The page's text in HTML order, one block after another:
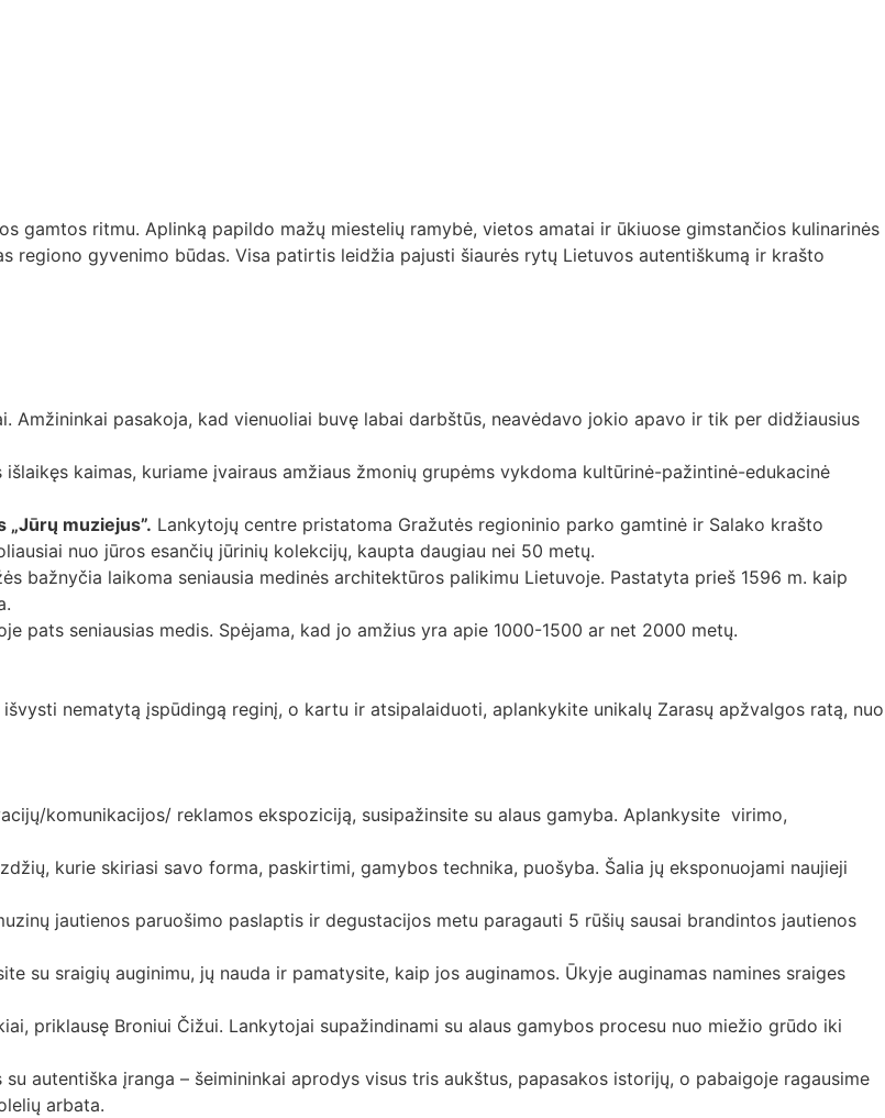
gamtos ritmu. Aplinką papildo mažų miestelių ramybė, vietos amatai ir ūkiuose gimstančios kulinarinės
regiono gyvenimo būdas. Visa patirtis leidžia pajusti šiaurės rytų Lietuvos autentiškumą ir krašto
Amžininkai pasakoja, kad vienuoliai buvę labai darbštūs, neavėdavo jokio apavo ir tik per didžiausius
kaimas, kuriame įvairaus amžiaus žmonių grupėms vykdoma kultūrinė-pažintinė-edukacinė
muziejus”. Lankytojų centre pristatoma Gražutės regioninio parko gamtinė ir Salako krašto
nuo jūros esančių jūrinių kolekcijų, kaupta daugiau nei 50 metų.
bažnyčia laikoma seniausia medinės architektūros palikimu Lietuvoje. Pastatyta prieš 1596 m. kaip
pats seniausias medis. Spėjama, kad jo amžius yra apie 1000-1500 ar net 2000 metų.
nematytą įspūdingą reginį, o kartu ir atsipalaiduoti, aplankykite unikalų Zarasų apžvalgos ratą, nuo
komunikacijos/ reklamos ekspoziciją, susipažinsite su alaus gamyba. Aplankysite virimo,
kurie skiriasi savo forma, paskirtimi, gamybos technika, puošyba. Šalia jų eksponuojami naujieji
jautienos paruošimo paslaptis ir degustacijos metu paragauti 5 rūšių sausai brandintos jautienos
su sraigių auginimu, jų nauda ir pamatysite, kaip jos auginamos. Ūkyje auginamas namines sraiges
priklausę Broniui Čižui. Lankytojai supažindinami su alaus gamybos procesu nuo miežio grūdo iki
autentiška įranga – šeimininkai aprodys visus tris aukštus, papasakos istorijų, o pabaigoje ragausime
arbata.